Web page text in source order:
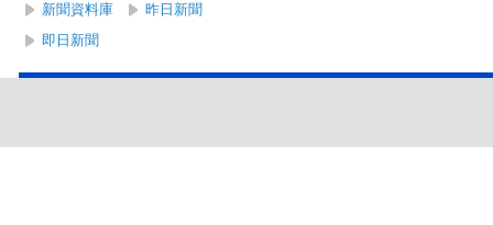
新聞資料庫
昨日新聞
即日新聞